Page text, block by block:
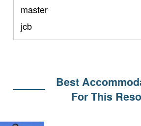
master
jcb
Best
For This